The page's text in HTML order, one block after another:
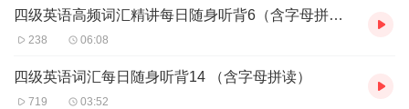
四级英语高频词汇精讲每日随身听背6（含字母拼读字幕）
238 06:08
四级英语词汇每日随身听背14 （含字母拼读）
719 03:52